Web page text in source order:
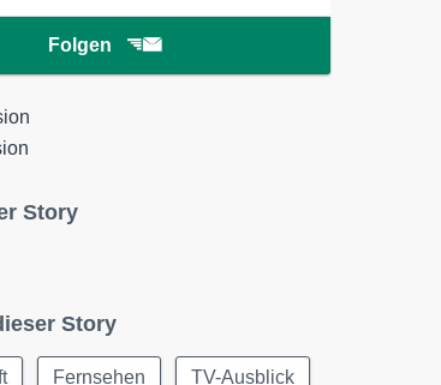
Folgen
Story
Story
Fernsehen TV-Ausblick